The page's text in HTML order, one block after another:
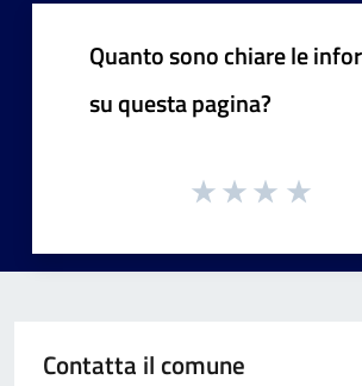
Quanto sono chiare le
su questa pagina?
Contatta il comune